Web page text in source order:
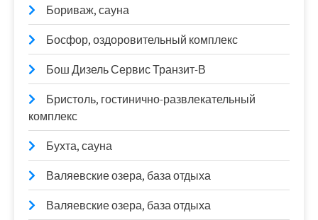
Бориваж, сауна
Босфор, оздоровительный комплекс
Бош Дизель Сервис Транзит-В
Бристоль, гостинично-развлекательный
комплекс
Бухта, сауна
Валяевские озера, база отдыха
Валяевские озера, база отдыха